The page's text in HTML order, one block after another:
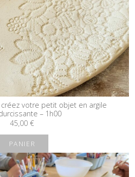
votre petit objet en argile
– 1h00
45,00 €
PANIER